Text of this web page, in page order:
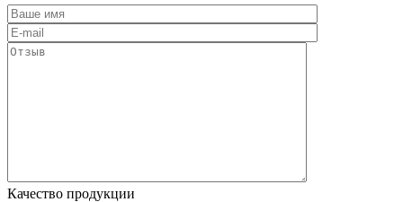
Качество продукции